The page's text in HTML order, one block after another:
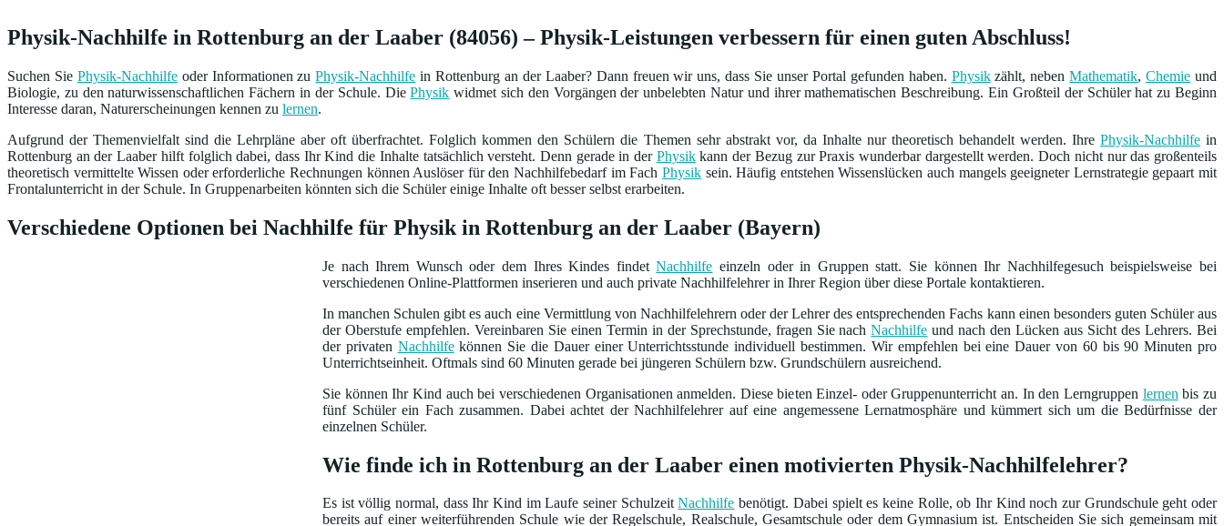
Physik-Nachhilfe in Rottenburg an der Laaber (84056) – Physik-Leistungen verbessern für einen guten Abschluss!
Suchen Sie Physik-Nachhilfeoder Informationen zuPhysik-Nachhilfe in Rottenburg an der Laaber? Dann freuen wir uns, dass Sie unser Portal gefunden haben. Physikzählt, nebenMathematik,Chemie und
Biologie, zu den naturwissenschaftlichen Fächern in der Schule. DiePhysik widmet sich den Vorgängen der unbelebten Natur und ihrer mathematischen Beschreibung. Ein Großteil der Schüler hat zu Beginn
Interesse daran, Naturerscheinungen kennen zu lernen.
Aufgrund der Themenvielfalt sind die Lehrpläne aber oft überfrachtet. Folglich kommen den Schülern die Themen sehr abstrakt vor, da Inhalte nur theoretisch behandelt werden. Ihre Physik-Nachhilfein
Rottenburg an der Laaber hilft folglich dabei, dass Ihr Kind die Inhalte tatsächlich versteht. Denn gerade in der Physikkann der Bezug zur Praxis wunderbar dargestellt werden. Doch nicht nur das großenteils
theoretisch vermittelte Wissen oder erforderliche Rechnungen können Auslöser für den Nachhilfebedarf im Fach Physiksein. Häufig entstehen Wissenslücken auch mangels geeigneter Lernstrategie gepaart mit
Frontalunterricht in der Schule. In Gruppenarbeiten könnten sich die Schüler einige Inhalte oft besser selbst erarbeiten.
Verschiedene Optionen bei Nachhilfe für Physik in Rottenburg an der Laaber (Bayern)
Je nach Ihrem Wunsch oder dem Ihres Kindes findetNachhilfe einzeln oder in Gruppen statt. Sie können Ihr Nachhilfegesuch beispielsweise bei
verschiedenen Online-Plattformen inserieren und auch private Nachhilfelehrer in Ihrer Region über diese Portale kontaktieren.
In manchen Schulen gibt es auch eine Vermittlung von Nachhilfelehrern oder der Lehrer des entsprechenden Fachs kann einen besonders guten Schüler aus
der Oberstufe empfehlen. Vereinbaren Sie einen Termin in der Sprechstunde, fragen Sie nachNachhilfe und nach den Lücken aus Sicht des Lehrers. Bei
der privaten Nachhilfekönnen Sie die Dauer einer Unterrichtsstunde individuell bestimmen. Wir empfehlen bei eine Dauer von 60 bis 90 Minuten pro
Unterrichtseinheit. Oftmals sind 60 Minuten gerade bei jüngeren Schülern bzw. Grundschülern ausreichend.
Sie können Ihr Kind auch bei verschiedenen Organisationen anmelden. Diese bieten Einzel- oder Gruppenunterricht an. In den Lerngruppen lernen bis zu
fünf Schüler ein Fach zusammen. Dabei achtet der Nachhilfelehrer auf eine angemessene Lernatmosphäre und kümmert sich um die Bedürfnisse der
einzelnen Schüler.
Wie finde ich in Rottenburg an der Laaber einen motivierten Physik-Nachhilfelehrer?
Es ist völlig normal, dass Ihr Kind im Laufe seiner SchulzeitNachhilfe benötigt. Dabei spielt es keine Rolle, ob Ihr Kind noch zur Grundschule geht oder
bereits auf einer weiterführenden Schule wie der Regelschule, Realschule, Gesamtschule oder dem Gymnasium ist. Entscheiden Sie sich gemeinsam mit